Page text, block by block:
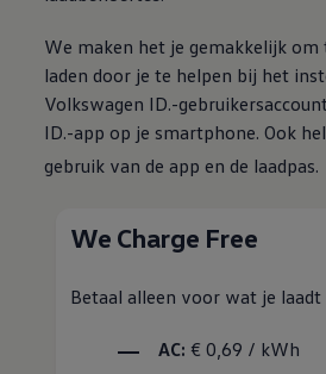
We maken het je gemakkelijk
laden door je te helpen bij het
Volkswagen ID.-
ID.-app op je smartphone. Ook
gebruik van de app en de laadpas.
We Charge Free
Betaal alleen voor wat je laadt
AC: € 0,69 / kWh